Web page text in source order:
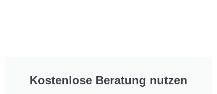
Kostenlose Beratung nutzen